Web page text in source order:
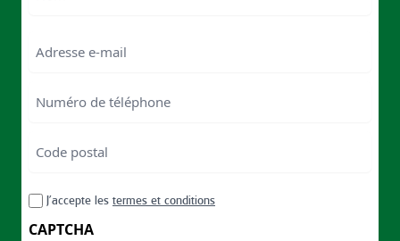
Numéro
de
postal
postal
RGPDJ’accepte les termes et conditions
CAPTCHA